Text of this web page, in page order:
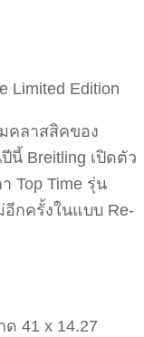
Limited Edition
คลาสสิคของ
นี้ Breitling เปิดตัว
Top Time รุ่น
กครั้งในแบบ Re-
41 x 14.27